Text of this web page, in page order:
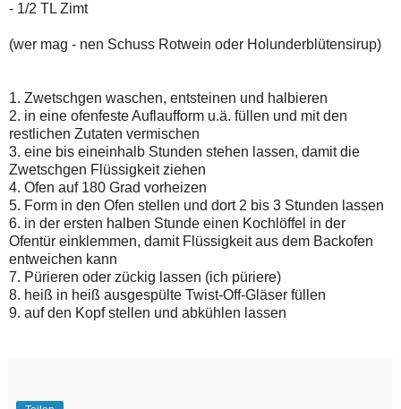
- 1/2 TL Zimt
(wer mag - nen Schuss Rotwein oder Holunderblütensirup)
1. Zwetschgen waschen, entsteinen und halbieren
2. in eine ofenfeste Auflaufform u.ä. füllen und mit den
restlichen Zutaten vermischen
3. eine bis eineinhalb Stunden stehen lassen, damit die
Zwetschgen Flüssigkeit ziehen
4. Ofen auf 180 Grad vorheizen
5. Form in den Ofen stellen und dort 2 bis 3 Stunden lassen
6. in der ersten halben Stunde einen Kochlöffel in der
Ofentür einklemmen, damit Flüssigkeit aus dem Backofen
entweichen kann
7. Pürieren oder zückig lassen (ich püriere)
8. heiß in heiß ausgespülte Twist-Off-Gläser füllen
9. auf den Kopf stellen und abkühlen lassen